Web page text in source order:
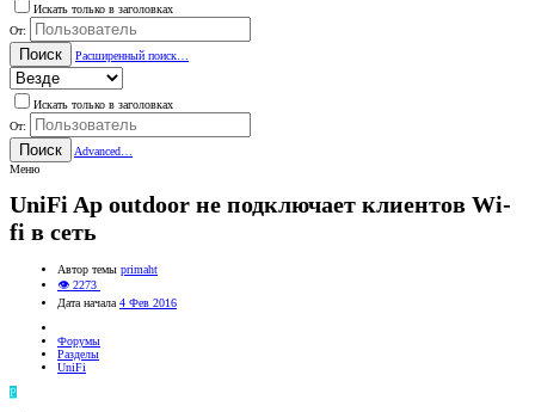
Искать только в заголовках
От:
Поиск Расширенный поиск…
Искать только в заголовках
От:
Поиск
Advanced…
Меню
UniFi Ap outdoor не подключает клиентов Wi-
fi в сеть
Автор темы primaht
👁 2273
Дата начала 4 Фев 2016
Форумы
Разделы
UniFi
P